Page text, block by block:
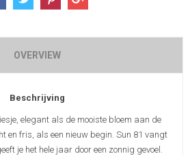
OVERVIEW
Beschrijving
elegant als de mooiste bloem aan de
en fris, als een nieuw begin. Sun 81 vangt
je het hele jaar door een zonnig gevoel.